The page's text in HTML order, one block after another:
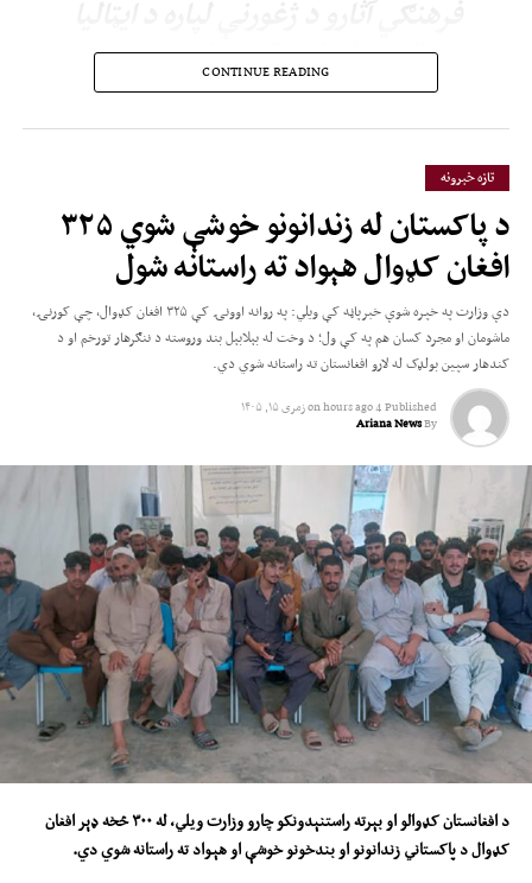
او ملګرو ملتونو د ګډې ژمنې
څرګندونه کوي.
د مزارشریف د روضې جومات د افغانستان له مشهورو تاریخي او مذهبي ودانیو څخه
دی او هر کال د کورنیو او بهرنیو زرګونو زیارت‌کوونکو او سیلانیانو کوربه وي.
CONTINUE READING
تازه خبرونه
د پاکستان له زندانونو خوشې شوي ۳۲۵
افغان کډوال هېواد ته راستانه شول
دې وزارت په خپره شوې خبرپاڼه کې ویلي: په روانه اوونۍ کې ۳۲۵ افغان کډوال، چې کورنۍ،
ماشومان او مجرد کسان هم په کې ول؛ د وخت له بېلابېل بند وروسته د ننګرهار تورخم او د
کندهار سپین بولډک له لارو افغانستان ته راستانه شوي دي.
Published
4 hours ago
onزمری ۱۵, ۱۴۰۵
By
Ariana News
د افغانستان کډوالو او بېرته راستنېدونکو چارو وزارت ويلي، له۳۰۰څخه ډېر افغان
کډوالدپاکستاني زندانونو اوبند‌خونوخوشېاوهېواد ته راستانه شوي دي.